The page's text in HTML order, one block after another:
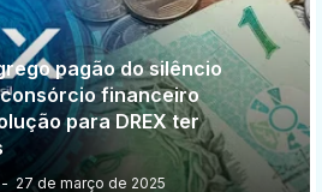
pagão do silêncio
financeiro
para DREX ter
27 de março de 2025